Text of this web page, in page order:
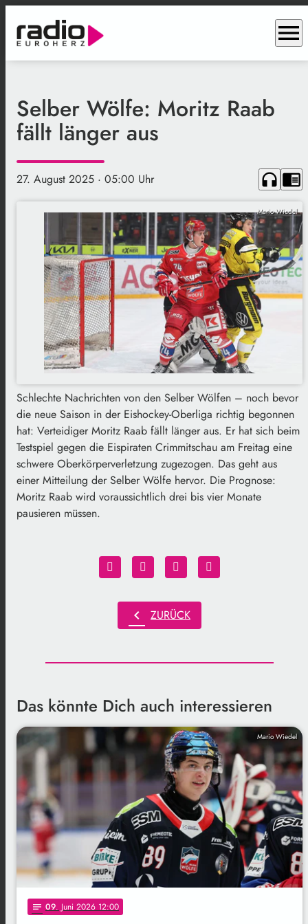
menu
Selber Wölfe: Moritz Raab
fällt länger aus
27. August 2025 · 05:00 Uhr headphones chrome_reader_mode
Mario Wiedel
Schlechte Nachrichten von den Selber Wölfen – noch bevor
die neue Saison in der Eishockey-Oberliga richtig begonnen
hat: Verteidiger Moritz Raab fällt länger aus. Er hat sich beim
Testspiel gegen die Eispiraten Crimmitschau am Freitag eine
schwere Oberkörperverletzung zugezogen. Das geht aus
einer Mitteilung der Selber Wölfe hervor. Die Prognose:
Moritz Raab wird voraussichtlich drei bis vier Monate
pausieren müssen.
chevron_left ZURÜCK
Das könnte Dich auch interessieren
Mario Wiedel
notes 09. Juni 2026 12:00